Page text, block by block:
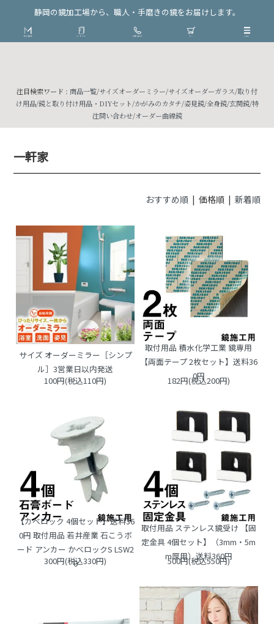
静岡の鏡加工場から、職人・手磨きの鏡をお届けします。
注目検索ワード : 商品一覧/サイズオーダーミラー/サイズオーダーガラス/取り付
け用品/鏡と取り付け用品・DIYセット/かがみのカタチ/姿見鏡/全身鏡/玄関鏡/特
注問い合わせ/オーダー曲線鏡
一軒家
おすすめ順| 価格順 | 新着順
サイズ オーダーミラー［シンプ
ル］3営業日以内発送
100円(税込110円)
取付用品 積水化学工業 鏡専用
【両面テープ 2枚セット】送料36
0円
182円(税込200円)
【カベロック 4個セット】送料36
0円 取付用品 若井産業 石こうボ
ード アンカー かべロックS LSW2
0
300円(税込330円)
取付用品 ステンレス鏡受け 【固
定金具 4個セット】（3mm・5m
m厚用）送料360円
500円(税込550円)